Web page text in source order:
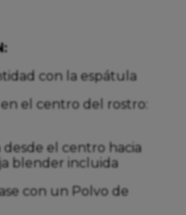
con la espátula
el centro del rostro:
el centro hacia
blender incluida
con un Polvo de